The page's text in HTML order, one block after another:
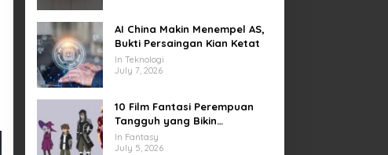
AI China Makin Menempel AS,
Bukti Persaingan Kian Ketat
In Teknologi
July 7, 2026
10 Film Fantasi Perempuan
Tangguh yang Bikin
Terinspirasi, Termasuk Damsel
In Fantasy
July 5, 2026